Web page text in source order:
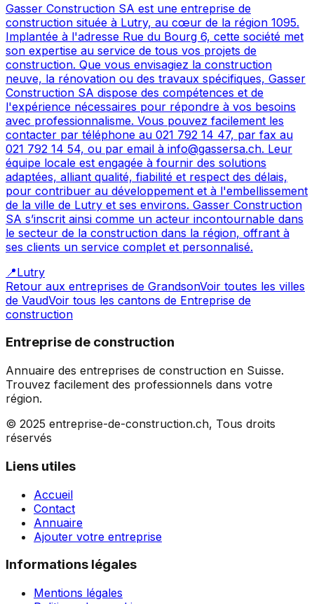
Gasser Construction SA est une entreprise de
construction située à Lutry, au cœur de la région 1095.
Implantée à l'adresse Rue du Bourg 6, cette société met
son expertise au service de tous vos projets de
construction. Que vous envisagiez la construction
neuve, la rénovation ou des travaux spécifiques, Gasser
Construction SA dispose des compétences et de
l'expérience nécessaires pour répondre à vos besoins
avec professionnalisme. Vous pouvez facilement les
contacter par téléphone au 021 792 14 47, par fax au
021 792 14 54, ou par email à info@gassersa.ch. Leur
équipe locale est engagée à fournir des solutions
adaptées, alliant qualité, fiabilité et respect des délais,
pour contribuer au développement et à l'embellissement
de la ville de Lutry et ses environs. Gasser Construction
SA s’inscrit ainsi comme un acteur incontournable dans
le secteur de la construction dans la région, offrant à
ses clients un service complet et personnalisé.
📍Lutry
Retour aux entreprises de GrandsonVoir toutes les villes
de VaudVoir tous les cantons de Entreprise de
construction
Entreprise de construction
Annuaire des entreprises de construction en Suisse.
Trouvez facilement des professionnels dans votre
région.
© 2025 entreprise-de-construction.ch, Tous droits
réservés
Liens utiles
Accueil
Contact
Annuaire
Ajouter votre entreprise
Informations légales
Mentions légales